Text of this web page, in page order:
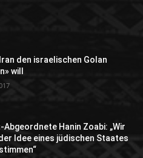
den israelischen Golan
will
Abgeordnete Hanin Zoabi: „Wir
Idee eines jüdischen Staates